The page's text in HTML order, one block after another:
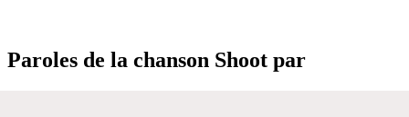
Paroles de la chanson Shoot par